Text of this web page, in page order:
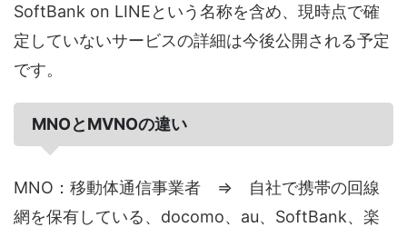
SoftBank on LINEという名称を含め、現時点で確
定していないサービスの詳細は今後公開される予定
です。
MNOとMVNOの違い
MNO：移動体通信事業者 ⇒ 自社で携帯の回線
網を保有している、docomo、au、SoftBank、楽